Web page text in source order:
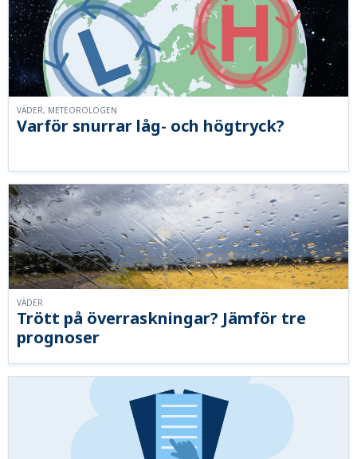
Varför snurrar låg- och högtryck?
VÄDER, METEOROLOGEN
Trött på överraskningar? Jämför tre
prognoser
VÄDER